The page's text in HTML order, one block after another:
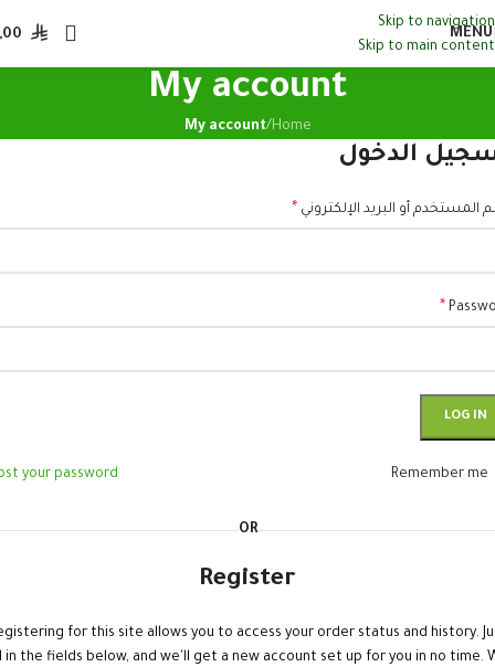
Skip to navigation
Skip to main content
MENU
My account
Home
/
My account
الدخول
المستخدم أو البريد الإلكتروني *
*
LOG IN
your password? Remember me
OR
Register
for this site allows you to access your order status and history.
in the fields below, and we'll get a new account set up for you in no time.